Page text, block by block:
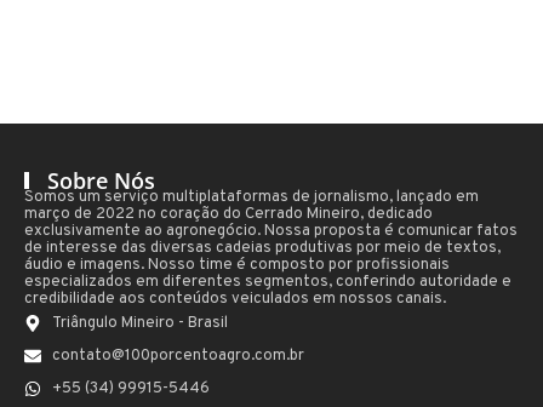
Sobre Nós
Somos um serviço multiplataformas de jornalismo, lançado em
março de 2022 no coração do Cerrado Mineiro, dedicado
exclusivamente ao agronegócio. Nossa proposta é comunicar fatos
de interesse das diversas cadeias produtivas por meio de textos,
áudio e imagens. Nosso time é composto por profissionais
especializados em diferentes segmentos, conferindo autoridade e
credibilidade aos conteúdos veiculados em nossos canais.
Triângulo Mineiro - Brasil
contato@100porcentoagro.com.br
+55 (34) 99915-5446